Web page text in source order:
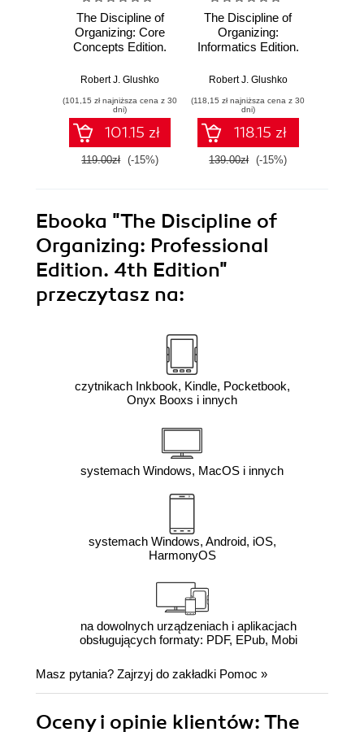
The Discipline of
Organizing: Core
Concepts Edition.
Robert J. Glushko
(101,15 zł najniższa cena z 30
dni)
101.15 zł
119.00zł (-15%)
The Discipline of
Organizing:
Informatics Edition.
Robert J. Glushko
(118,15 zł najniższa cena z 30
dni)
118.15 zł
139.00zł (-15%)
Ebooka "The Discipline of
Organizing: Professional
Edition. 4th Edition"
przeczytasz na:
czytnikach Inkbook, Kindle, Pocketbook,
Onyx Booxs i innych
systemach Windows, MacOS i innych
systemach Windows, Android, iOS,
HarmonyOS
na dowolnych urządzeniach i aplikacjach
obsługujących formaty: PDF, EPub, Mobi
Masz pytania? Zajrzyj do zakładki Pomoc »
Oceny i opinie klientów: The